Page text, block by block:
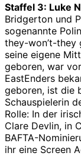
Staffel 3: Luke
Bridgerton und
sogenannte
they-won’t-
seine eigene
geboren, war
EastEnders
geboren, ist die
Schauspielerin
Rolle: In der
Clare Devlin, in
BAFTA-
ihr eine Screen